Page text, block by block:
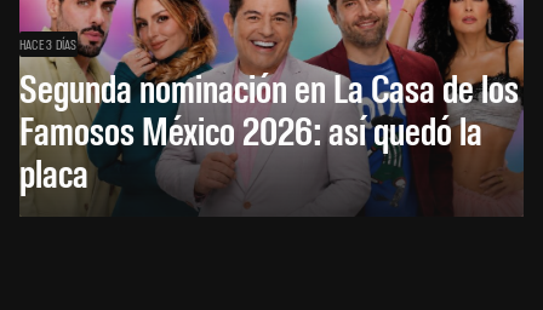
HACE 3 DÍAS
Segunda nominación en La Casa de los
Famosos México 2026: así quedó la
placa